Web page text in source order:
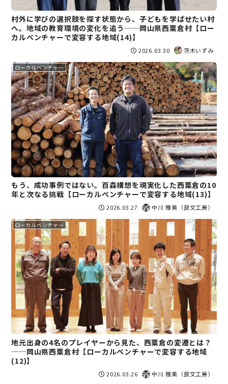
村外に学びの選択肢を探す状態から、子どもを学ばせたい村
へ。地域の教育環境の変化を追う──岡山県西粟倉村【ロー
カルベンチャーで変容する地域(14)】
2026.03.30 茨木いずみ
ローカルベンチャー
もう、成功事例ではない。百森構想を現実化した西粟倉の10
年と次なる挑戦【ローカルベンチャーで変容する地域(13)】
2026.03.27 中川 雅美（良文工房）
ローカルベンチャー
地元出身の4名のプレイヤーから見た、西粟倉の変遷とは？
──岡山県西粟倉村【ローカルベンチャーで変容する地域
(12)】
2026.03.26 中川 雅美（良文工房）